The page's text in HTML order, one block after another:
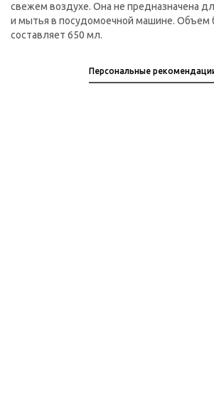
свежем воздухе. Она не предназначена
и мытья в посудомоечной машине. Объем
составляет 650 мл.
Персональные